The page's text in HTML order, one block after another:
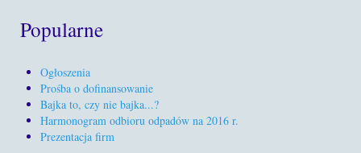
Popularne
Ogłoszenia
Prośba o dofinansowanie
Bajka to, czy nie bajka...?
Harmonogram odbioru odpadów na 2016 r.
Prezentacja firm